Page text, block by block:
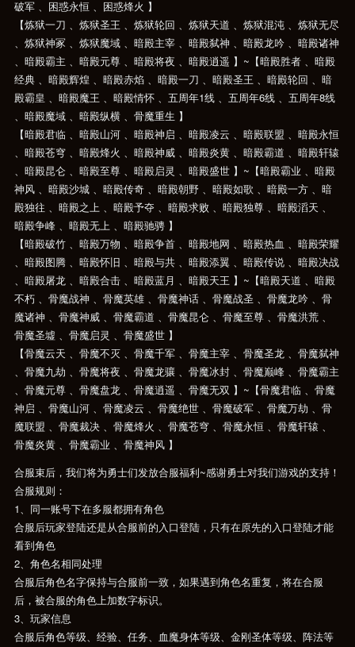
破军 、困惑永恒 、困惑烽火 】
【炼狱一刀 、炼狱圣王 、炼狱轮回 、炼狱天道 、炼狱混沌 、炼狱无尽
、炼狱神冢 、炼狱魔域 、暗殿主宰 、暗殿弑神 、暗殿龙吟 、暗殿诸神
、暗殿霸主 、暗殿元尊 、暗殿将夜 、暗殿逍遥 】~【暗殿胜者 、暗殿
经典 、暗殿辉煌 、暗殿赤焰 、暗殿一刀 、暗殿圣王 、暗殿轮回 、暗
殿霸皇 、暗殿魔王 、暗殿情怀 、五周年1线 、五周年6线 、五周年8线
、暗殿魔域 、暗殿纵横 、骨魔重生 】
【暗殿君临 、暗殿山河 、暗殿神启 、暗殿凌云 、暗殿联盟 、暗殿永恒
、暗殿苍穹 、暗殿烽火 、暗殿神威 、暗殿炎黄 、暗殿霸道 、暗殿轩辕
、暗殿昆仑 、暗殿至尊 、暗殿启灵 、暗殿盛世 】~【暗殿霸业 、暗殿
神风 、暗殿沙城 、暗殿传奇 、暗殿朝野 、暗殿如歌 、暗殿一方 、暗
殿独往 、暗殿之上 、暗殿予夺 、暗殿求败 、暗殿独尊 、暗殿滔天 、
暗殿争峰 、暗殿无上 、暗殿驰骋 】
【暗殿破竹 、暗殿万物 、暗殿争首 、暗殿地网 、暗殿热血 、暗殿荣耀
、暗殿图腾 、暗殿怀旧 、暗殿与共 、暗殿添翼 、暗殿传说 、暗殿决战
、暗殿屠龙 、暗殿合击 、暗殿蓝月 、暗殿天王 】~【暗殿天道 、暗殿
不朽 、骨魔战神 、骨魔英雄 、骨魔神话 、骨魔战圣 、骨魔龙吟 、骨
魔诸神 、骨魔神威 、骨魔霸道 、骨魔昆仑 、骨魔至尊 、骨魔洪荒 、
骨魔圣墟 、骨魔启灵 、骨魔盛世 】
【骨魔云天 、骨魔不灭 、骨魔千军 、骨魔主宰 、骨魔圣龙 、骨魔弑神
、骨魔九劫 、骨魔将夜 、骨魔龙骧 、骨魔冰封 、骨魔巅峰 、骨魔霸主
、骨魔元尊 、骨魔盘龙 、骨魔逍遥 、骨魔无双 】~【骨魔君临 、骨魔
神启 、骨魔山河 、骨魔凌云 、骨魔绝世 、骨魔破军 、骨魔万劫 、骨
魔联盟 、骨魔裁决 、骨魔烽火 、骨魔苍穹 、骨魔永恒 、骨魔轩辕 、
骨魔炎黄 、骨魔霸业 、骨魔神风 】
合服束后，我们将为勇士们发放合服福利~感谢勇士对我们游戏的支持！
合服规则：
1、同一账号下在多服都拥有角色
合服后玩家登陆还是从合服前的入口登陆，只有在原先的入口登陆才能
看到角色
2、角色名相同处理
合服后角色名字保持与合服前一致，如果遇到角色名重复，将在合服
后，被合服的角色上加数字标识。
3、玩家信息
合服后角色等级、经验、任务、血魔身体等级、金刚圣体等级、阵法等